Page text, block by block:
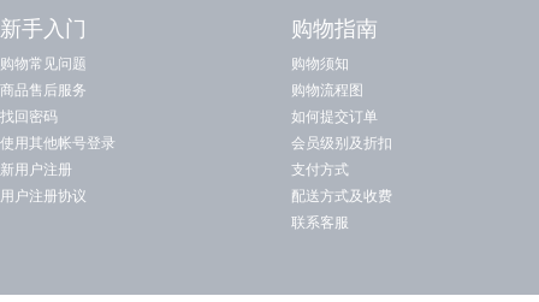
新手入门
购物常见问题
商品售后服务
找回密码
使用其他帐号登录
新用户注册
用户注册协议
购物指南
购物须知
购物流程图
如何提交订单
会员级别及折扣
支付方式
配送方式及收费
联系客服